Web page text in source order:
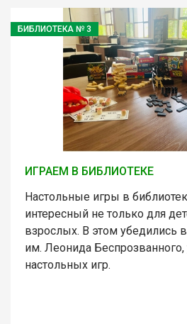
БИБЛИОТЕКА № 3
ИГРАЕМ В БИБЛИОТЕКЕ
Настольные игры в
интересный не только для
взрослых. В этом убедились
им. Леонида
настольных игр.